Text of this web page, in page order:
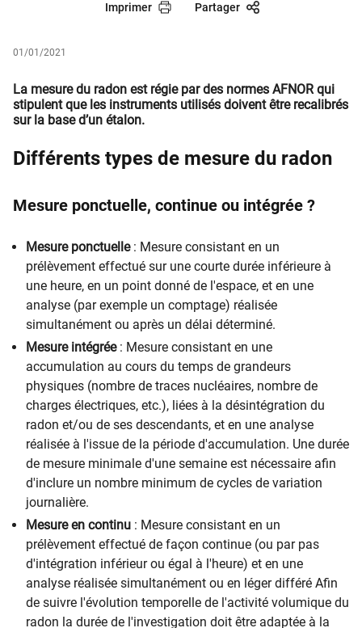
Imprimer Partager
01/01/2021
La mesure du radon est régie par des normes AFNOR qui
stipulent que les instruments utilisés doivent être recalibrés
sur la base d’un étalon.
Différents types de mesure du radon
Mesure ponctuelle, continue ou intégrée ?
Mesure ponctuelle : Mesure consistant en un
prélèvement effectué sur une courte durée inférieure à
une heure, en un point donné de l'espace, et en une
analyse (par exemple un comptage) réalisée
simultanément ou après un délai déterminé.
Mesure intégrée : Mesure consistant en une
accumulation au cours du temps de grandeurs
physiques (nombre de traces nucléaires, nombre de
charges électriques, etc.), liées à la désintégration du
radon et/ou de ses descendants, et en une analyse
réalisée à l'issue de la période d'accumulation. Une durée
de mesure minimale d'une semaine est nécessaire afin
d'inclure un nombre minimum de cycles de variation
journalière.
Mesure en continu : Mesure consistant en un
prélèvement effectué de façon continue (ou par pas
d'intégration inférieur ou égal à l'heure) et en une
analyse réalisée simultanément ou en léger différé Afin
de suivre l'évolution temporelle de l'activité volumique du
radon la durée de l'investigation doit être adaptée à la